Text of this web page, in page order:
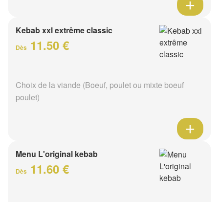
Kebab xxl extrême classic
Dès 11.50 €
Choix de la viande (Boeuf, poulet ou mixte boeuf
poulet)
Menu L'original kebab
Dès 11.60 €